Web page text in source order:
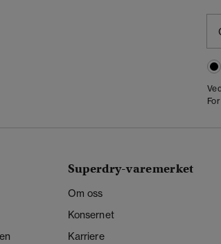
Superdry-varemerket
Om oss
Konsernet
Karriere